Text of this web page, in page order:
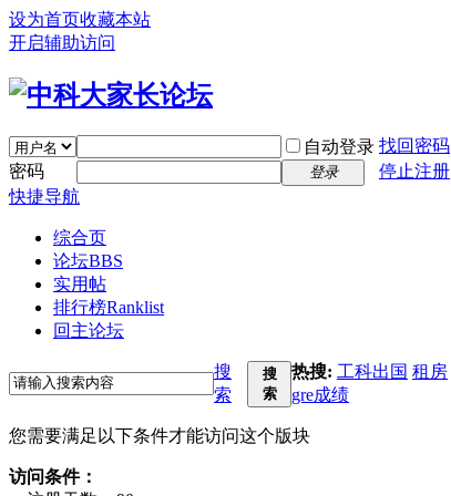
设为首页收藏本站
开启辅助访问
自动登录 找回密码
密码
登录
停止注册
快捷导航
综合页
论坛BBS
实用帖
排行榜Ranklist
回主论坛
搜
索
搜
索
热搜: 工科出国 租房
gre成绩
您需要满足以下条件才能访问这个版块
访问条件：